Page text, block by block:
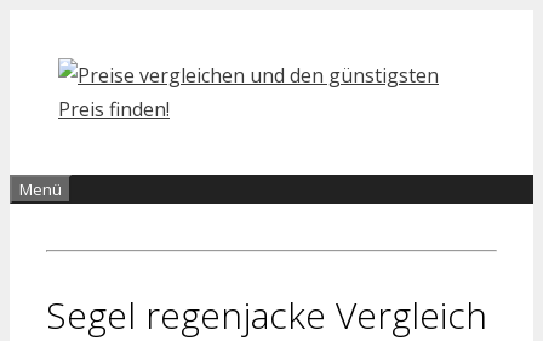
Inhalt
springen
Menü
Segel regenjacke Vergleich